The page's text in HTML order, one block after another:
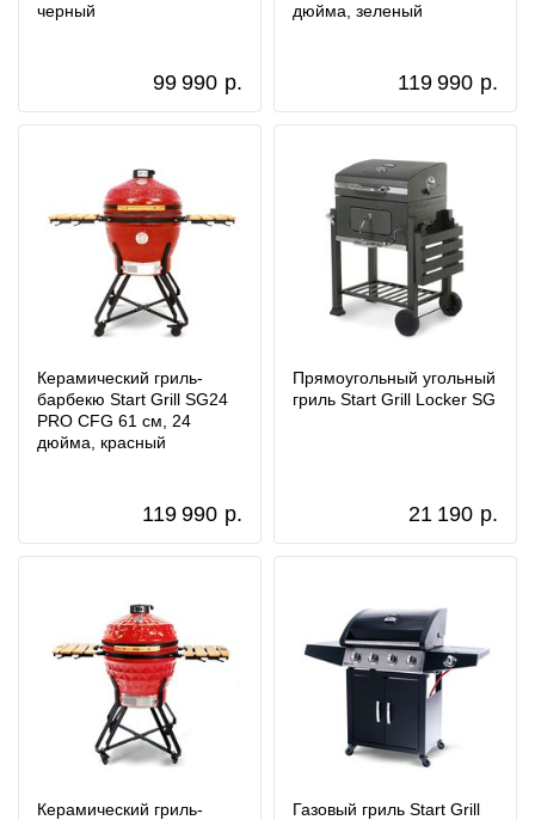
черный
99 990 р.
дюйма, зеленый
119 990 р.
Керамический гриль-
барбекю Start Grill SG24
PRO CFG 61 см, 24
дюйма, красный
119 990 р.
Прямоугольный угольный
гриль Start Grill Locker SG
21 190 р.
Керамический гриль-
Газовый гриль Start Grill